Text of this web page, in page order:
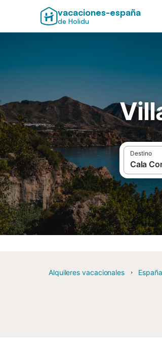
vacaciones-españa
de Holidu
Destino
Alquileres vacacionales España